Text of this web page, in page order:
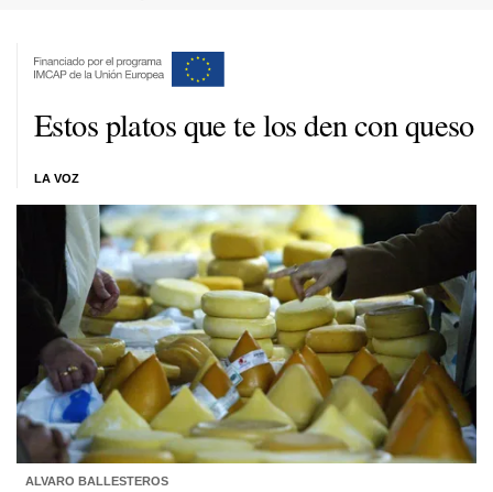
Estos platos que te los den con queso
LA VOZ
ALVARO BALLESTEROS